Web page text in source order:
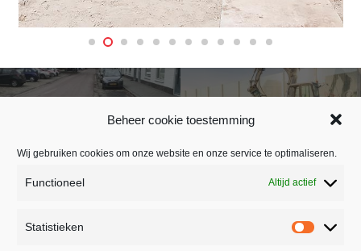
Beheer cookie toestemming
Wij gebruiken cookies om onze website en onze service te optimaliseren.
Functioneel Altijd actief
Statistieken
WRM Oeterselaan
Hertogenbosch
home
5391 LR NULAND